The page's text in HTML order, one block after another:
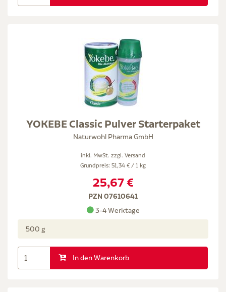
YOKEBE Classic Pulver Starterpaket
Naturwohl Pharma GmbH
inkl. MwSt. zzgl. Versand
Grundpreis: 51,34 € / 1 kg
25,67 €
PZN 07610641
3-4 Werktage
500 g
In den Warenkorb